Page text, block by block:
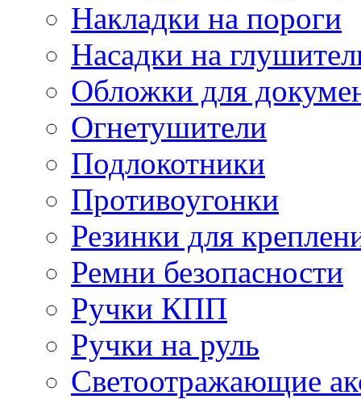
Накладки на пороги
Насадки на
Обложки для
Огнетушители
Подлокотники
Противоугонки
Резинки для
Ремни безопасности
Ручки КПП
Ручки на руль
Светоотражающие